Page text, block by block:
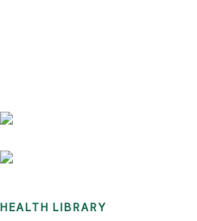
HEALTH LIBRARY